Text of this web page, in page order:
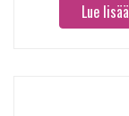
Lue lisää